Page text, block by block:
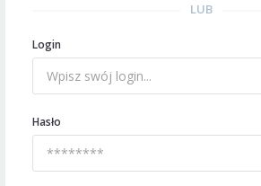
LUB
Login
Hasło